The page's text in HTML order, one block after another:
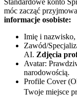
Standardowe konto
móc zacząć
informacje osobiste:
Imię i nazwisko,
Zawód/
AI. Zdjęcia
Avatar:
narodowością.
Profile Cover
Twoje miejsce